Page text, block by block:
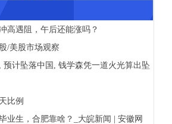
高遇阻，午后还能涨吗？
/美股市场观察
预计坠落中国, 钱学森凭一道火光算出坠
比例
业生，合肥靠啥？_大皖新闻 | 安徽网